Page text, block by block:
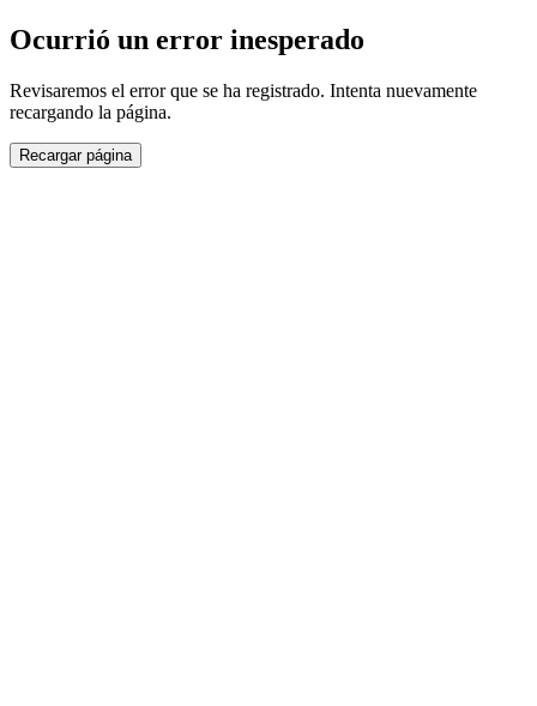
Ocurrió un error inesperado
Revisaremos el error que se ha registrado. Intenta nuevamente
recargando la página.
Recargar página